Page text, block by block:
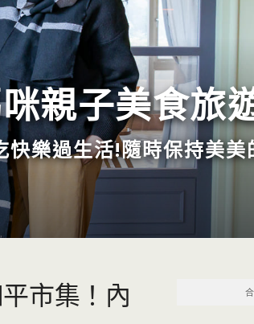
咪親子美食旅
樂過生活!隨時保持美美
市集！內